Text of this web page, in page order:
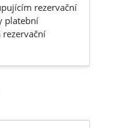
rezervační
platební